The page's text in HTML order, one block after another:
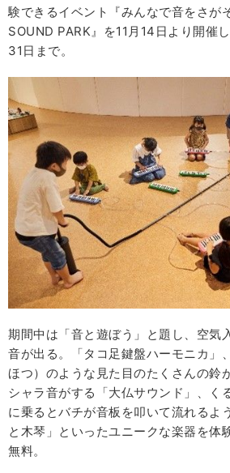
験できるイベント『みんなで音をさが
SOUND PARK』を11月14日より開催
31日まで。
期間中は「音と遊ぼう」と題し、空気
音が出る。「タコ足鍵盤ハーモニカ」
ほつ）のような見た目のたくさんの鈴
シャラ音がする「大仏サウンド」、く
に乗るとバチが音板を叩いて流れるよ
と木琴」といったユニークな楽器を体
無料。